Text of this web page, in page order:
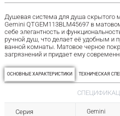
Душевая система для душа скрытого
Gemini QTGEM113BLM45697 в
себе элегантность и
ручной душ, что делает её удобным
ванной комнаты. Матовое черное
загрязнений и придает ему
ОСНОВНЫЕ ХАРАКТЕРИСТИКИ ТЕХНИЧЕСКАЯ
Серия Gemini